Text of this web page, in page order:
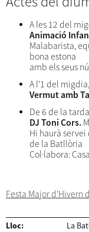
A les 12 del
Animació
Malabarista,
bona estona
amb els seus
A l'1 del
Vermut amb
De 6 de la
DJ Toni Cors.
Hi haurà
de la Batllòria
Col·labora:
Festa Major d'Hivern
Lloc: La